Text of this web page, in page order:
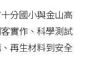
分國小與金山高
實作、科學測試
再生材料到安全